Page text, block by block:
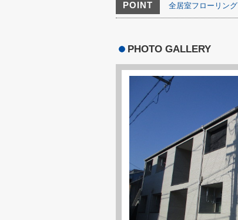
POINT 全居室フローリング
PHOTO GALLERY